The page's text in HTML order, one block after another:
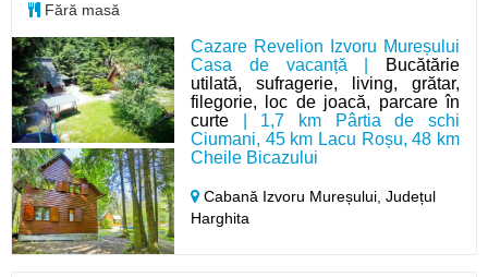
Cazare Revelion Izvoru Mureșului
Casa de vacanță |
Bucătărie
utilată, sufragerie, living, grătar,
filegorie, loc de joacă, parcare în
curte | 1,7 km Pârtia de schi
Ciumani, 45 km Lacu Roșu, 48 km
Cheile Bicazului
Cabană Izvoru Mureșului,Județul
Harghita
Fără masă